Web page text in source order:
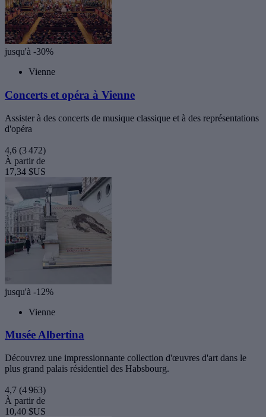
jusqu'à -30%
Vienne
Concerts et opéra à Vienne
Assister à des concerts de musique classique et à des représentations
d'opéra
4,6 (3 472)
À partir de
17,34 $US
jusqu'à -12%
Vienne
Musée Albertina
Découvrez une impressionnante collection d'œuvres d'art dans le
plus grand palais résidentiel des Habsbourg.
4,7 (4 963)
À partir de
10,40 $US